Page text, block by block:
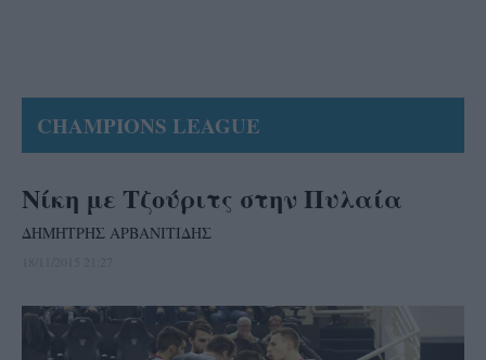
CHAMPIONS LEAGUE
Νίκη με Τζούριτς στην Πυλαία
ΔΗΜΗΤΡΗΣ ΑΡΒΑΝΙΤΙΔΗΣ